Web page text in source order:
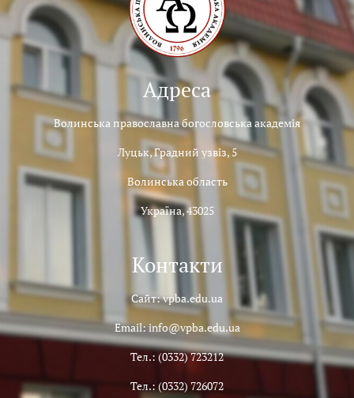
Адреса
Волинська православна богословська академія
Луцьк, Градний узвіз, 5
Волинська область
Україна, 43025
Контакти
Сайт: vpba.edu.ua
Email: info@vpba.edu.ua
Тел.: (0332) 723212
Тел.: (0332) 726072